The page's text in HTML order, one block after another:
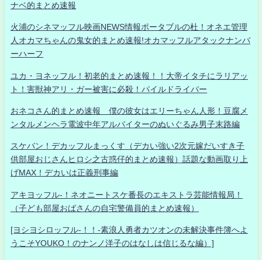
ナベ的まとめ速報
火浦のシネマッフル映画NEWS情報ポータブルの杜！オネエ管理
人オカマちゃんの鬼女的まとめ速報!オカマッフルアタックナンバ
ーハーフ
ユカ・ヨネッフル！初老的まとめ速報！！大帝イタチにラリアッ
ト！害獣神アリ・ガー被害に必殺！パイルドライバー
おネコさん的まとめ速報 僕の彼女はエリーちゃん人形！豆腐メ
ンタルメンヘラ電波中年アルバイターのぬいぐるみ男子末路編
スケバン！デカッフルまっくす（デカい強い2次元嫁だいすき子
供部屋おじさんヒロシ之古惑仔的まとめ速報）話題な動画取り上
げMAX！デカいは正義刑事編
アキヨッフル-！ネオニートスケ番長のエキストラ芸能情報局！
（子ども部屋おばさんの自宅警備員的まとめ速報）
[ヨシヨシロッフル-！！-素浪人勇者カツオンの未解決事件簿へよ
うこそYOUKO！のナンノ洋子のはなしは信じるな編）]